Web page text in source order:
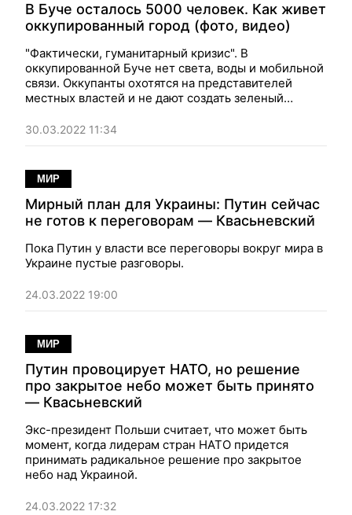
В Буче осталось 5000 человек. Как живет
оккупированный город (фото, видео)
"Фактически, гуманитарный кризис". В
оккупированной Буче нет света, воды и мобильной
связи. Оккупанты охотятся на представителей
местных властей и не дают создать зеленый
30.03.2022 11:34
МИР
Мирный план для Украины: Путин сейчас
не готов к переговорам — Квасьневский
Пока Путин у власти все переговоры вокруг мира в
Украине пустые разговоры.
24.03.2022 19:00
МИР
Путин провоцирует НАТО, но решение
про закрытое небо может быть принято
— Квасьневский
Экс-президент Польши считает, что может быть
момент, когда лидерам стран НАТО придется
принимать радикальное решение про закрытое
небо над Украиной.
24.03.2022 17:32